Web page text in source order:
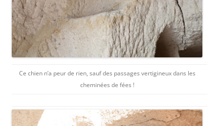
Ce chien n’a peur de rien, sauf des passages vertigineux dans les
cheminées de fées !